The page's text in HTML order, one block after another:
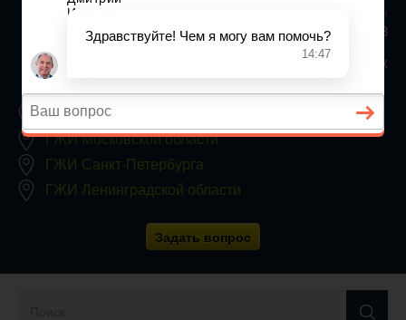
8 800 350 24 63
Заявки принимаются круглосуточно, без выходных
ГЖИ Москвы
ГЖИ Московской области
ГЖИ Санкт-Петербурга
ГЖИ Ленинградской области
Задать вопрос